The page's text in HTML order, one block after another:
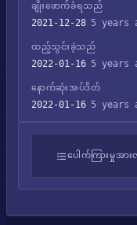
ချိုးဖောက်ခံရသည်
2021-12-28 5 years
ထည့်သွင်းခဲ့သည်
2022-01-16 5 years
နောက်ဆုံးအပ်ဒိတ်
2022-01-16 5 years
ပေါက်ကြားမှုအား